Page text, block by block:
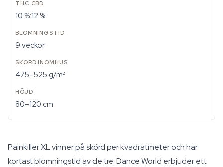
10 %:12 %
9 veckor
475–525 g/m²
80–120 cm
Painkiller XL vinner på skörd per kvadratmeter och har
kortast blomningstid av de tre. Dance World erbjuder ett